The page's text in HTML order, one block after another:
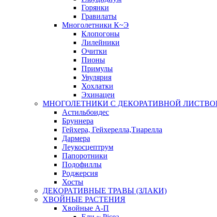
Горянки
Гравилаты
Многолетники К~Э
Клопогоны
Лилейники
Очитки
Пионы
Примулы
Увулярия
Хохлатки
Эхинацеи
МНОГОЛЕТНИКИ С ДЕКОРАТИВНОЙ
Астильбоидес
Бруннера
Гейхера, Гейхерелла,Тиарелла
Дармера
Леукосцептрум
Папоротники
Подофиллы
Роджерсия
Хосты
ДЕКОРАТИВНЫЕ ТРАВЫ (ЗЛАКИ)
ХВОЙНЫЕ РАСТЕНИЯ
Хвойные А-П